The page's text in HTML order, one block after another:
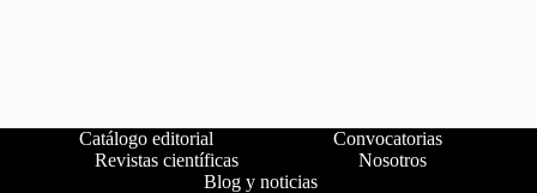
Catálogo editorial
Convocatorias
Revistas científicas
Nosotros
Blog y noticias